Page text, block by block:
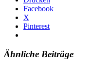
Facebook
X
Pinterest
Ähnliche Beiträge